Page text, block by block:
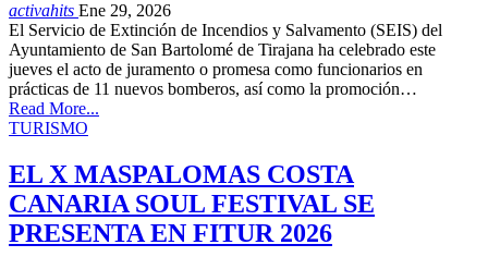
activahits Ene 29, 2026
El Servicio de Extinción de Incendios y Salvamento (SEIS) del
Ayuntamiento de San Bartolomé de Tirajana ha celebrado este
jueves el acto de juramento o promesa como funcionarios en
prácticas de 11 nuevos bomberos, así como la promoción…
Read More...
TURISMO
EL X MASPALOMAS COSTA
CANARIA SOUL FESTIVAL SE
PRESENTA EN FITUR 2026